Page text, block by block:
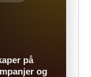
på
og